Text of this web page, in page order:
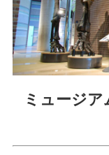
ミュージ